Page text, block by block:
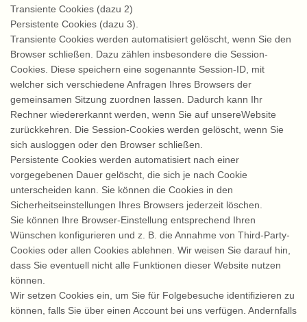
Transiente Cookies (dazu 2)
Persistente Cookies (dazu 3).
Transiente Cookies werden automatisiert gelöscht, wenn Sie den
Browser schließen. Dazu zählen insbesondere die Session-
Cookies. Diese speichern eine sogenannte Session-ID, mit
welcher sich verschiedene Anfragen Ihres Browsers der
gemeinsamen Sitzung zuordnen lassen. Dadurch kann Ihr
Rechner wiedererkannt werden, wenn Sie auf unsereWebsite
zurückkehren. Die Session-Cookies werden gelöscht, wenn Sie
sich ausloggen oder den Browser schließen.
Persistente Cookies werden automatisiert nach einer
vorgegebenen Dauer gelöscht, die sich je nach Cookie
unterscheiden kann. Sie können die Cookies in den
Sicherheitseinstellungen Ihres Browsers jederzeit löschen.
Sie können Ihre Browser-Einstellung entsprechend Ihren
Wünschen konfigurieren und z. B. die Annahme von Third-Party-
Cookies oder allen Cookies ablehnen. Wir weisen Sie darauf hin,
dass Sie eventuell nicht alle Funktionen dieser Website nutzen
können.
Wir setzen Cookies ein, um Sie für Folgebesuche identifizieren zu
können, falls Sie über einen Account bei uns verfügen. Andernfalls